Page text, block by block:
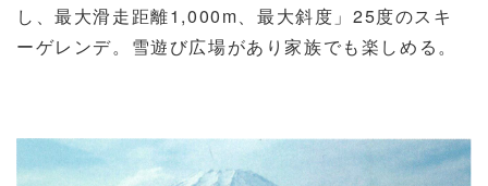
し、最大滑走距離1,000m、最大斜度」25度のスキ
ーゲレンデ。雪遊び広場があり家族でも楽しめる。